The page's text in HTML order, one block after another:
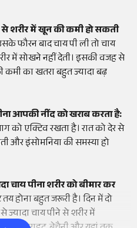
शरीर में खून की कमी हो सकती
फौरन बाद चाय पी ली तो चाय
में सोखने नहीं देती। इसकी वजह से
का खतरा बहुत ज्यादा बढ़
आपकी नींद को खराब करता है:
को एक्टिव रखता है। रात को देर से
और इंसोमनिया की समस्या हो
चाय पीना शरीर को बीमार कर
होना बहुत जरूरी है। दिन में दो
ज्यादा चाय पीने से शरीर में